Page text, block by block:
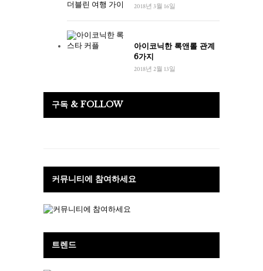
2018년 3월 16일
아이코닉한 록앤롤 관계
6가지
2018년 2월 13일
구독 & FOLLOW
커뮤니티에 참여하세요
트렌드